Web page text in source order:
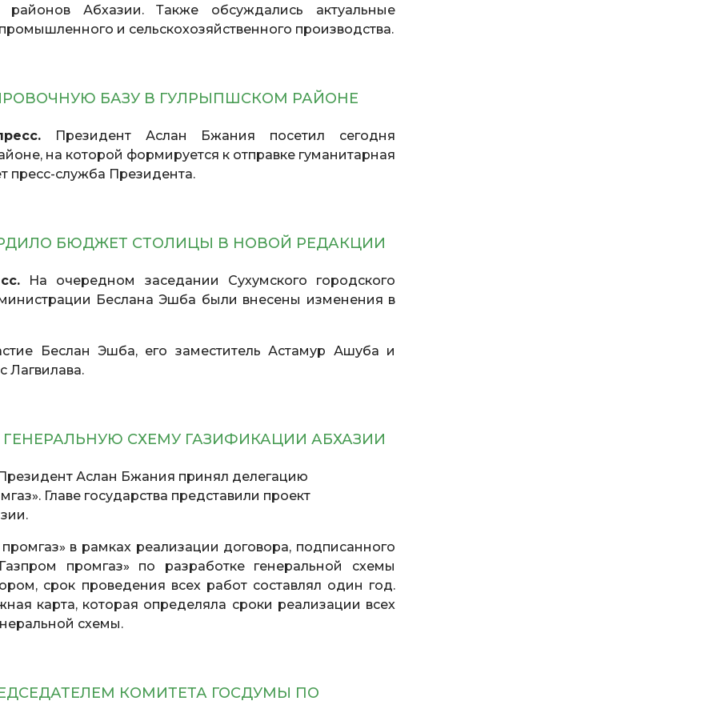
районов Абхазии. Также обсуждались актуальные
и сельскохозяйственного производства.
БАЗУ В ГУЛРЫПШСКОМ РАЙОНЕ
Президент Аслан Бжания посетил сегодня
на которой формируется к отправке гуманитарная
пресс-служба Президента.
БЮДЖЕТ СТОЛИЦЫ В НОВОЙ РЕДАКЦИИ
На очередном заседании Сухумского городского
Беслана Эшба были внесены изменения в
Беслан Эшба, его заместитель Астамур Ашуба и
Лагвилава.
СХЕМУ ГАЗИФИКАЦИИ АБХАЗИИ
Аслан Бжания принял делегацию
Главе государства представили проект
в рамках реализации договора, подписанного
промгаз» по разработке генеральной схемы
срок проведения всех работ составлял один год.
карта, которая определяла сроки реализации всех
схемы.
КОМИТЕТА ГОСДУМЫ ПО